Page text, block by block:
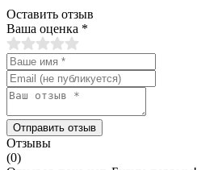
Оставить отзыв
Ваша оценка *
Отправить отзыв
Отзывы
(0)